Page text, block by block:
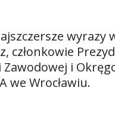
wyrazy
członkowie
i
we Wrocławiu.